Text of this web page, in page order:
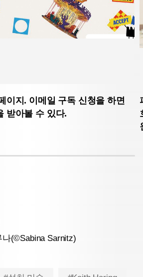
이지. 이메일 구독 신청을 하면
받아볼 수 있다.
나(©Sabina Sarnitz)